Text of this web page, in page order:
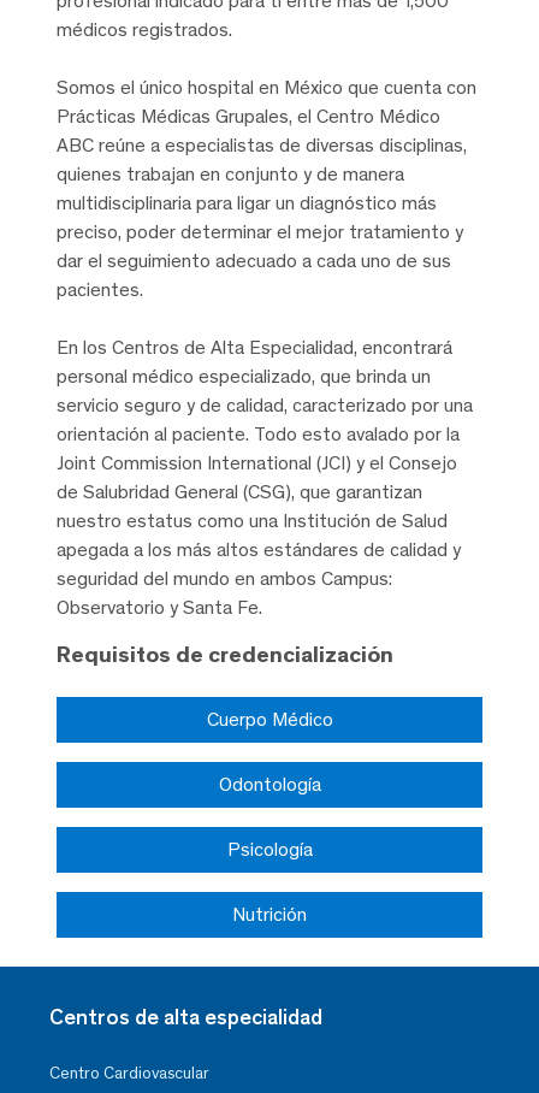
médicos registrados.
Somos el único hospital en México que cuenta con
Prácticas Médicas Grupales, el Centro Médico
ABC reúne a especialistas de diversas disciplinas,
quienes trabajan en conjunto y de manera
multidisciplinaria para ligar un diagnóstico más
preciso, poder determinar el mejor tratamiento y
dar el seguimiento adecuado a cada uno de sus
pacientes.
En los Centros de Alta Especialidad, encontrará
personal médico especializado, que brinda un
servicio seguro y de calidad, caracterizado por una
orientación al paciente. Todo esto avalado por la
Joint Commission International (JCI) y el Consejo
de Salubridad General (CSG), que garantizan
nuestro estatus como una Institución de Salud
apegada a los más altos estándares de calidad y
seguridad del mundo en ambos Campus:
Observatorio y Santa Fe.
Requisitos de credencialización
Cuerpo Médico
Odontología
Psicología
Nutrición
Centros de alta especialidad
Centro Cardiovascular